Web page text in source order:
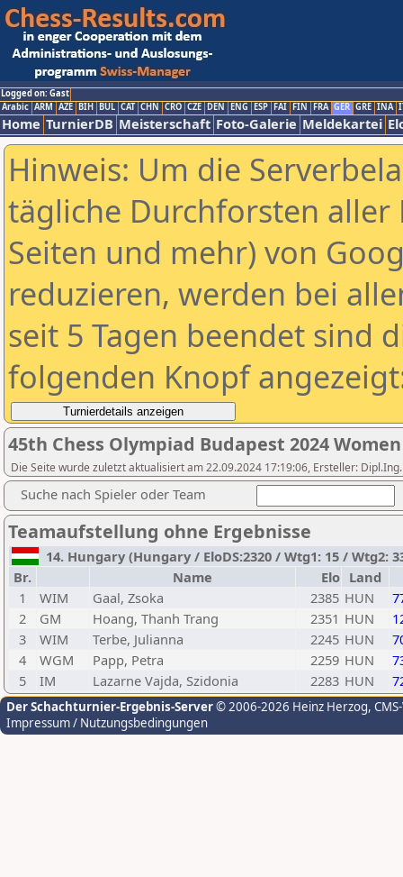
Logged on: Gast
Arabic ARM AZE BIH BUL CAT CHN CRO CZE DEN ENG ESP FAI FIN FRA GER GRE INA
Home TurnierDB Meisterschaft Foto-Galerie Meldekartei
Hinweis: Um die
tägliche Durchforsten aller
Seiten und mehr) von
reduzieren, werden bei
seit 5 Tagen beendet sind
folgenden Knopf
45th Chess Olympiad Budapest 2024 Women
Die Seite wurde zuletzt aktualisiert am 22.09.2024 17:19:06, Ersteller:
Suche nach Spieler oder Team
Teamaufstellung ohne Ergebnisse
14. Hungary (Hungary / EloDS:2320 / Wtg1: 15 / Wtg2:
Br.
Name Elo Land
1
WIM Gaal, Zsoka 2385 HUN
2
GM Hoang, Thanh Trang 2351 HUN
3
WIM Terbe, Julianna 2245 HUN
4
WGM Papp, Petra 2259 HUN
5
IM Lazarne Vajda, Szidonia 2283 HUN
Der Schachturnier-Ergebnis-Server© 2006-2026 Heinz Herzog,
Impressum / Nutzungsbedingungen